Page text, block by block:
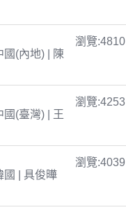
瀏覽:4810
國(內地) | 陳
瀏覽:4253
國(臺灣) | 王
瀏覽:4039
國 | 具俊曄